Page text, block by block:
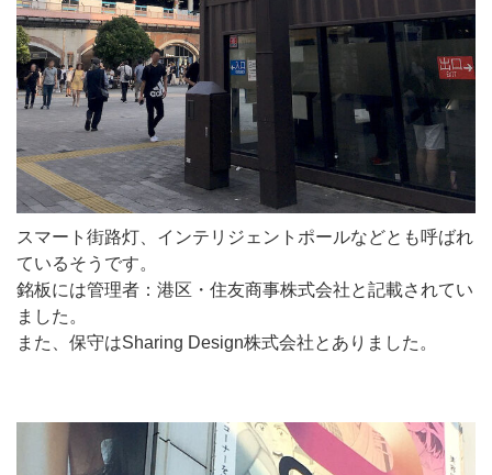
スマート街路灯、インテリジェントポールなどとも呼ばれ
ているそうです。
銘板には管理者：港区・住友商事株式会社と記載されてい
ました。
また、保守はSharing Design株式会社とありました。